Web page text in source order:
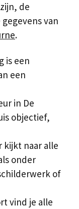
de
van
.
is een
een
in De
objectief,
kijkt naar alle
onder
of
vind je alle